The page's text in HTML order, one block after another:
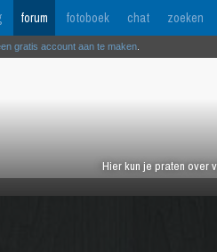
forum fotoboek chat zoeken
Hier kun je praten over
gratis account aan te maken